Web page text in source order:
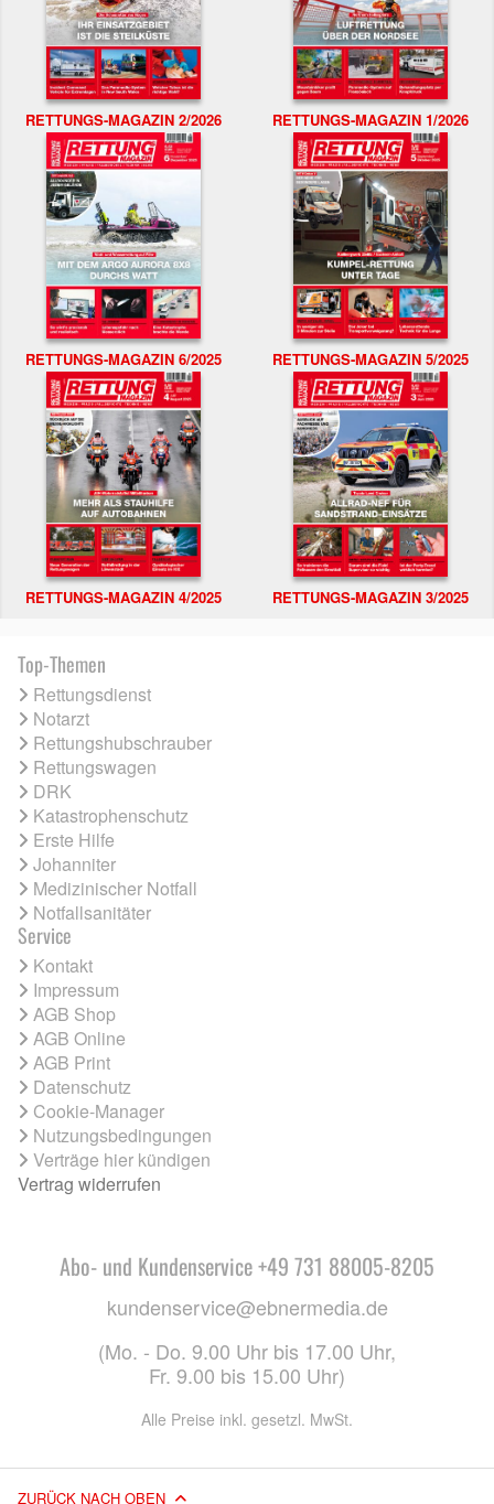
RETTUNGS-MAGAZIN 2/2026 RETTUNGS-MAGAZIN 1/2026
RETTUNGS-MAGAZIN 6/2025 RETTUNGS-MAGAZIN 5/2025
RETTUNGS-MAGAZIN 4/2025 RETTUNGS-MAGAZIN 3/2025
Top-Themen
Rettungsdienst
Notarzt
Rettungshubschrauber
Rettungswagen
DRK
Katastrophenschutz
Erste Hilfe
Johanniter
Medizinischer Notfall
Notfallsanitäter
Service
Kontakt
Impressum
AGB Shop
AGB Online
AGB Print
Datenschutz
Cookie-Manager
Nutzungsbedingungen
Verträge hier kündigen
Vertrag widerrufen
Abo- und Kundenservice +49 731 88005-8205
kundenservice@ebnermedia.de
(Mo. - Do. 9.00 Uhr bis 17.00 Uhr,
Fr. 9.00 bis 15.00 Uhr)
Alle Preise inkl. gesetzl. MwSt.
ZURÜCK NACH OBEN